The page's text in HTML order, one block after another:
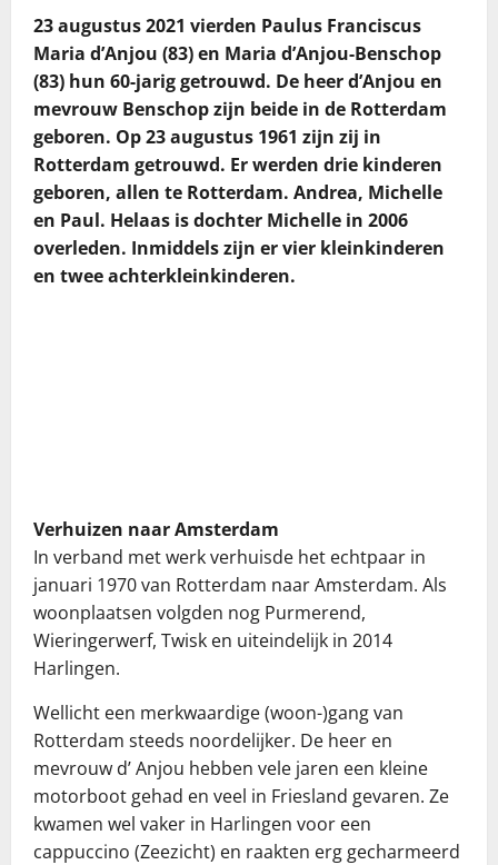
23 augustus 2021 vierden Paulus Franciscus
Maria d’Anjou (83) en Maria d’Anjou-Benschop
(83) hun 60-jarig getrouwd. De heer d’Anjou en
mevrouw Benschop zijn beide in de Rotterdam
geboren. Op 23 augustus 1961 zijn zij in
Rotterdam getrouwd. Er werden drie kinderen
geboren, allen te Rotterdam. Andrea, Michelle
en Paul. Helaas is dochter Michelle in 2006
overleden. Inmiddels zijn er vier kleinkinderen
en twee achterkleinkinderen.
Verhuizen naar Amsterdam
In verband met werk verhuisde het echtpaar in
januari 1970 van Rotterdam naar Amsterdam. Als
woonplaatsen volgden nog Purmerend,
Wieringerwerf, Twisk en uiteindelijk in 2014
Harlingen.
Wellicht een merkwaardige (woon-)gang van
Rotterdam steeds noordelijker. De heer en
mevrouw d’ Anjou hebben vele jaren een kleine
motorboot gehad en veel in Friesland gevaren. Ze
kwamen wel vaker in Harlingen voor een
cappuccino (Zeezicht) en raakten erg gecharmeerd